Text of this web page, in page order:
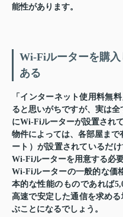
能性があります。
Wi-Fiルーターを購
ある
「インターネット使用料無
ると思いがちですが、実は
にWi-Fiルーターが設置され
物件によっては、各部屋ま
ート）が設置されているだ
Wi-Fiルーターを用意する必
Wi-Fiルーターの一般的な価
本的な性能のものであれば
高速で安定した通信を求め
ぶことになるでしょう。